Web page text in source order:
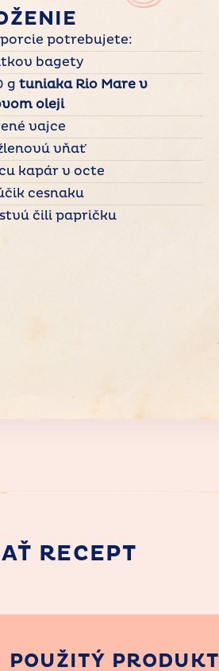
potrebujete:
bagety
g tuniaka Rio Mare v
oleji
vajce
vňať
kapár v octe
cesnaku
čili papričku
RECEPT
POUŽITÝ PRODUKT